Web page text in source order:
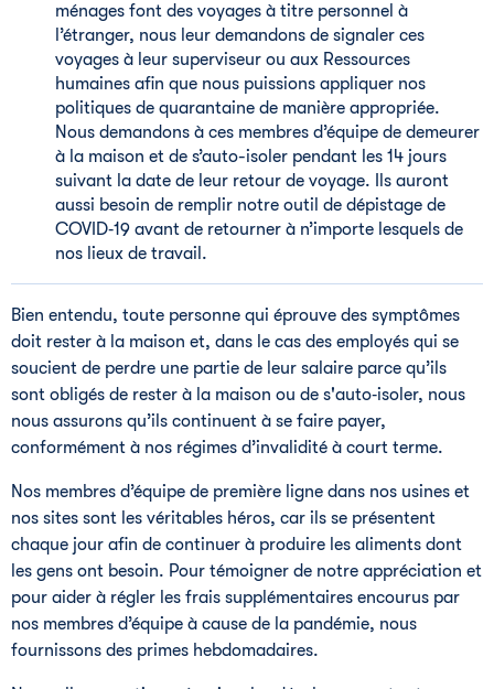
ménages font des voyages à titre personnel à
l’étranger, nous leur demandons de signaler ces
voyages à leur superviseur ou aux Ressources
humaines afin que nous puissions appliquer nos
politiques de quarantaine de manière appropriée.
Nous demandons à ces membres d’équipe de demeurer
à la maison et de s’auto-isoler pendant les 14 jours
suivant la date de leur retour de voyage. Ils auront
aussi besoin de remplir notre outil de dépistage de
COVID‑19 avant de retourner à n’importe lesquels de
nos lieux de travail.
Bien entendu, toute personne qui éprouve des symptômes
doit rester à la maison et, dans le cas des employés qui se
soucient de perdre une partie de leur salaire parce qu’ils
sont obligés de rester à la maison ou de s'auto‑isoler, nous
nous assurons qu’ils continuent à se faire payer,
conformément à nos régimes d’invalidité à court terme.
Nos membres d’équipe de première ligne dans nos usines et
nos sites sont les véritables héros, car ils se présentent
chaque jour afin de continuer à produire les aliments dont
les gens ont besoin. Pour témoigner de notre appréciation et
pour aider à régler les frais supplémentaires encourus par
nos membres d’équipe à cause de la pandémie, nous
fournissons des primes hebdomadaires.